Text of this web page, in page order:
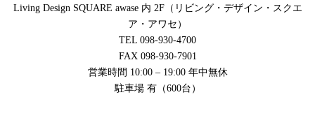
Living Design SQUARE awase 内 2F（リビング・デザイン・スクエ
ア・アワセ）
TEL 098-930-4700
FAX 098-930-7901
営業時間 10:00 – 19:00 年中無休
駐車場 有（600台）